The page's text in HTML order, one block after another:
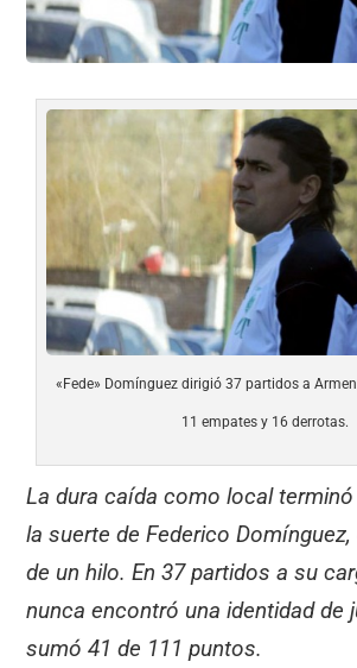
«Fede» Domínguez dirigió 37 partidos a
11 empates y 16 derrotas.
La dura caída como local
la suerte de Federico
de un hilo. En 37 partidos a su
nunca encontró una identidad de
sumó 41 de 111 puntos.